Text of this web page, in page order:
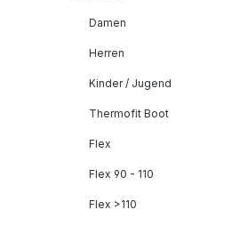
Damen
Herren
Kinder / Jugend
Thermofit Boot
Flex
Flex 90 - 110
Flex >110